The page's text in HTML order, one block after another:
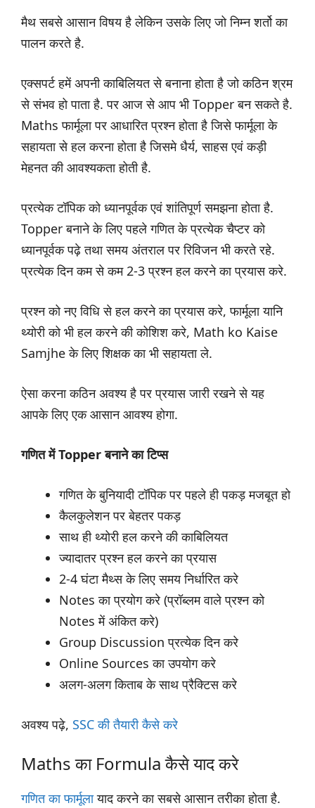
मैथ सबसे आसान विषय है लेकिन उसके लिए जो निम्न शर्तो का
पालन करते है.
एक्सपर्ट हमें अपनी काबिलियत से बनाना होता है जो कठिन श्रम
से संभव हो पाता है. पर आज से आप भी Topper बन सकते है.
Maths फार्मूला पर आधारित प्रश्न होता है जिसे फार्मूला के
सहायता से हल करना होता है जिसमे धैर्य, साहस एवं कड़ी
मेहनत की आवश्यकता होती है.
प्रत्येक टॉपिक को ध्यानपूर्वक एवं शांतिपूर्ण समझना होता है.
Topper बनाने के लिए पहले गणित के प्रत्येक चैप्टर को
ध्यानपूर्वक पढ़े तथा समय अंतराल पर रिविजन भी करते रहे.
प्रत्येक दिन कम से कम 2-3 प्रश्न हल करने का प्रयास करे.
प्रश्न को नए विधि से हल करने का प्रयास करे, फार्मूला यानि
थ्योरी को भी हल करने की कोशिश करे, Math ko Kaise
Samjhe के लिए शिक्षक का भी सहायता ले.
ऐसा करना कठिन अवश्य है पर प्रयास जारी रखने से यह
आपके लिए एक आसान आवश्य होगा.
गणित में Topper बनाने का टिप्स
गणित के बुनियादी टॉपिक पर पहले ही पकड़ मजबूत हो
कैलकुलेशन पर बेहतर पकड़
साथ ही थ्योरी हल करने की काबिलियत
ज्यादातर प्रश्न हल करने का प्रयास
2-4 घंटा मैथ्स के लिए समय निर्धारित करे
Notes का प्रयोग करे (प्रॉब्लम वाले प्रश्न को
Notes में अंकित करे)
Group Discussion प्रत्येक दिन करे
Online Sources का उपयोग करे
अलग-अलग किताब के साथ प्रैक्टिस करे
अवश्य पढ़े, SSC की तैयारी कैसे करे
Maths का Formula कैसे याद करे
गणित का फार्मूलायाद करने का सबसे आसान तरीका होता है.